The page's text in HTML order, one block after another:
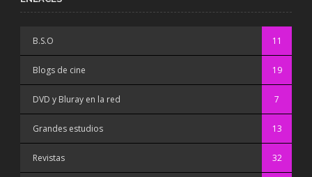
B.S.O 11
Blogs de cine 19
DVD y Bluray en la red 7
Grandes estudios 13
Revistas 32